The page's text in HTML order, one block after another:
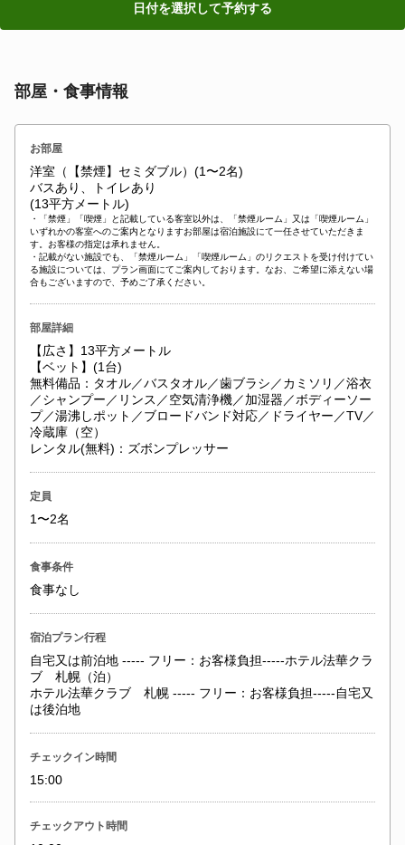
日付を選択して予約する
部屋・食事情報
お部屋
洋室（【禁煙】セミダブル）(1〜2名)
バスあり、トイレあり
(13平方メートル)
・「禁煙」「喫煙」と記載している客室以外は、「禁煙ルーム」又は「喫煙ルーム」
いずれかの客室へのご案内となりますお部屋は宿泊施設にて一任させていただきま
す。お客様の指定は承れません。
・記載がない施設でも、「禁煙ルーム」「喫煙ルーム」のリクエストを受け付けてい
る施設については、プラン画面にてご案内しております。なお、ご希望に添えない場
合もございますので、予めご了承ください。
部屋詳細
【広さ】13平方メートル
【ベット】(1台)
無料備品：タオル／バスタオル／歯ブラシ／カミソリ／浴衣
／シャンプー／リンス／空気清浄機／加湿器／ボディーソー
プ／湯沸しポット／ブロードバンド対応／ドライヤー／TV／
冷蔵庫（空）
レンタル(無料)：ズボンプレッサー
定員
1〜2名
食事条件
食事なし
宿泊プラン行程
自宅又は前泊地 ----- フリー：お客様負担-----ホテル法華クラ
ブ 札幌（泊）
ホテル法華クラブ 札幌 ----- フリー：お客様負担-----自宅又
は後泊地
チェックイン時間
15:00
チェックアウト時間